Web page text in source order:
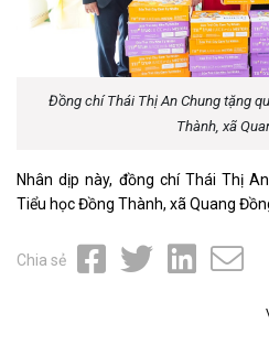
Đồng chí Thái Thị An Chung tặng
Thành, xã
Nhân dịp này, đồng chí Thái Thị
Tiểu học Đồng Thành, xã Quang
Chia sẻ